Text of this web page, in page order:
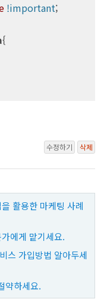
!important;
{
수정하기 삭제
활용한 마케팅 사례
에게 맡기세요.
스 가입방법 알아두세
약하세요.